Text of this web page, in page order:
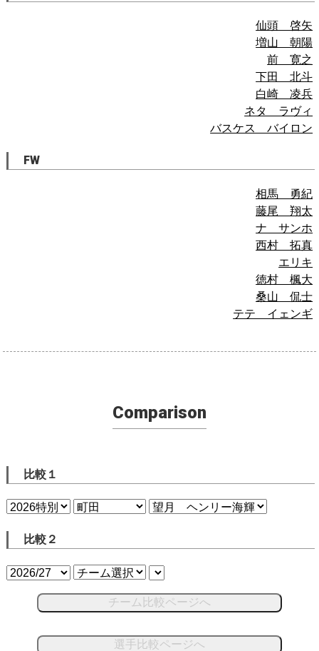
仙頭 啓矢
増山 朝陽
前 寛之
下田 北斗
白崎 凌兵
ネタ ラヴィ
バスケス バイロン
FW
相馬 勇紀
藤尾 翔太
ナ サンホ
西村 拓真
エリキ
徳村 楓大
桑山 侃士
テテ イェンギ
Comparison
比較１
比較２
チーム比較ページへ
選手比較ページへ